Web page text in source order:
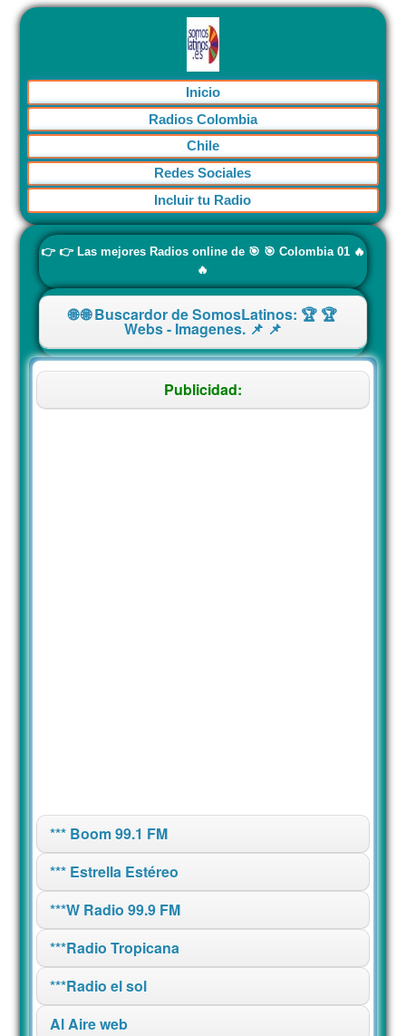
Inicio
Radios Colombia
Chile
Redes Sociales
Incluir tu Radio
👉 👉 Las mejores Radios online de 🎯 🎯 Colombia 01 🔥
🔥
🌐 🌐 Buscardor de SomosLatinos: 🏆 🏆
Webs - Imagenes. 📌 📌
Publicidad:
*** Boom 99.1 FM
*** Estrella Estéreo
***W Radio 99.9 FM
***Radio Tropicana
***Radio el sol
Al Aire web